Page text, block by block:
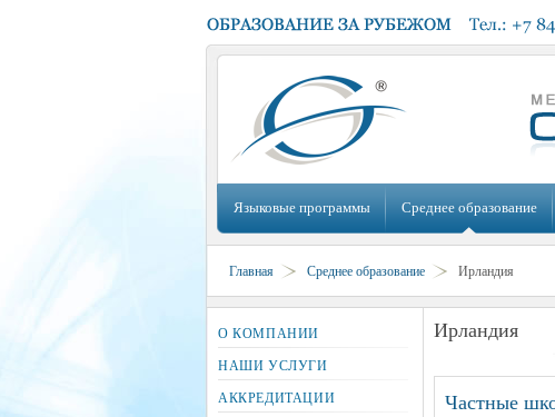
Языковые программы Среднее образование
Главная Среднее образование Ирландия
Ирландия
Частные
О КОМПАНИИ
НАШИ УСЛУГИ
АККРЕДИТАЦИИ